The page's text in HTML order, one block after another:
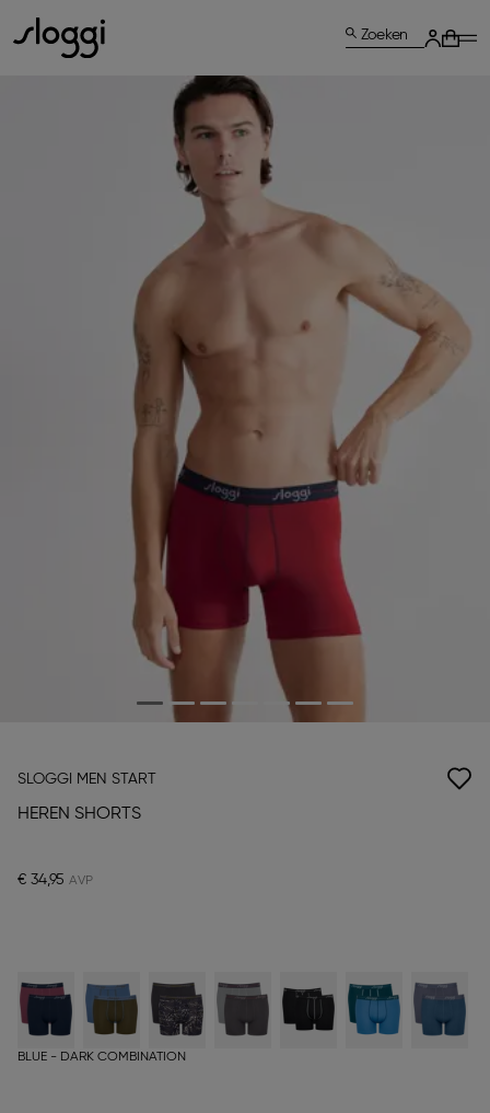
Zoeken
SLOGGI MEN START
HEREN SHORTS
€ 34,95
BLUE - DARK COMBINATION